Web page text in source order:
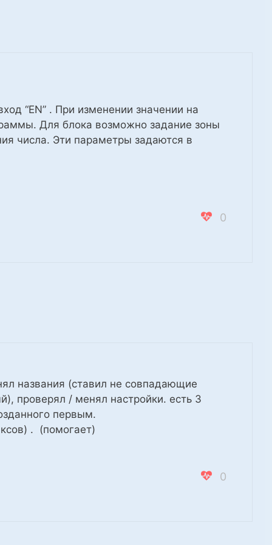
“EN” . При изменении значении на
Для блока возможно задание зоны
числа. Эти параметры задаются в
0
названия (ставил не совпадающие
проверял / менял настройки. есть 3
первым.
. (помогает)
0